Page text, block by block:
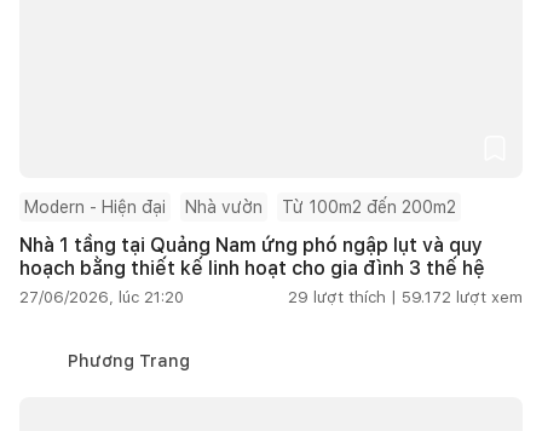
Modern - Hiện đại Nhà vườn Từ 100m2 đến 200m2
Nhà 1 tầng tại Quảng Nam ứng phó ngập lụt và quy
hoạch bằng thiết kế linh hoạt cho gia đình 3 thế hệ
27/06/2026, lúc 21:20 29 lượt thích | 59.172 lượt xem
Phương Trang